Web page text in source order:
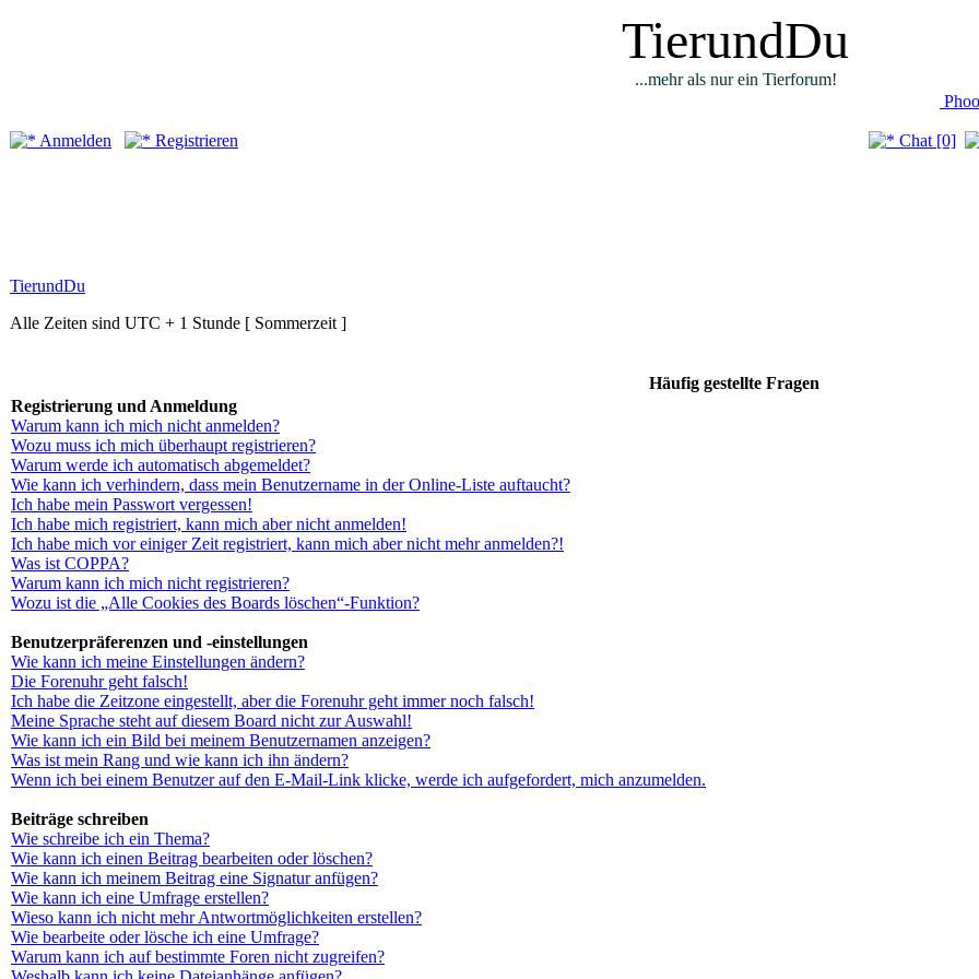
TierundDu
...mehr als nur ein Tierforum!
Anmelden Registrieren Chat [0]
TierundDu
Alle Zeiten sind UTC + 1 Stunde [ Sommerzeit ]
Häufig gestellte Fragen
Registrierung und Anmeldung
Warum kann ich mich nicht anmelden?
Wozu muss ich mich überhaupt registrieren?
Warum werde ich automatisch abgemeldet?
Wie kann ich verhindern, dass mein Benutzername in der Online-Liste auftaucht?
Ich habe mein Passwort vergessen!
Ich habe mich registriert, kann mich aber nicht anmelden!
Ich habe mich vor einiger Zeit registriert, kann mich aber nicht mehr anmelden?!
Was ist COPPA?
Warum kann ich mich nicht registrieren?
Wozu ist die „Alle Cookies des Boards löschen“-Funktion?
Benutzerpräferenzen und -einstellungen
Wie kann ich meine Einstellungen ändern?
Die Forenuhr geht falsch!
Ich habe die Zeitzone eingestellt, aber die Forenuhr geht immer noch falsch!
Meine Sprache steht auf diesem Board nicht zur Auswahl!
Wie kann ich ein Bild bei meinem Benutzernamen anzeigen?
Was ist mein Rang und wie kann ich ihn ändern?
Wenn ich bei einem Benutzer auf den E-Mail-Link klicke, werde ich aufgefordert, mich anzumelden.
Beiträge schreiben
Wie schreibe ich ein Thema?
Wie kann ich einen Beitrag bearbeiten oder löschen?
Wie kann ich meinem Beitrag eine Signatur anfügen?
Wie kann ich eine Umfrage erstellen?
Wieso kann ich nicht mehr Antwortmöglichkeiten erstellen?
Wie bearbeite oder lösche ich eine Umfrage?
Warum kann ich auf bestimmte Foren nicht zugreifen?